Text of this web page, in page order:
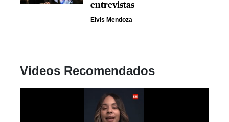
entrevistas
Elvis Mendoza
Videos Recomendados